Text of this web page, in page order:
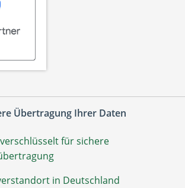
Übertragung Ihrer Daten
für sichere
in Deutschland